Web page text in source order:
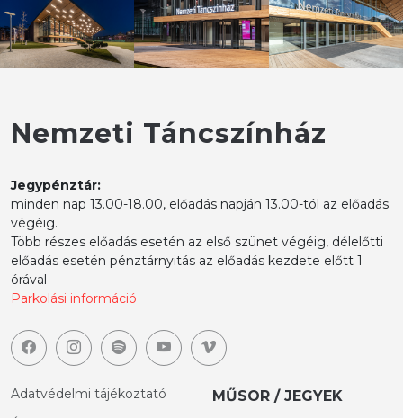
Nemzeti Táncszínház
Jegypénztár:
minden nap 13.00-18.00, előadás napján 13.00-tól az előadás
végéig.
Több részes előadás esetén az első szünet végéig, délelőtti
előadás esetén pénztárnyitás az előadás kezdete előtt 1
órával
Parkolási információ
Adatvédelmi tájékoztató
MŰSOR / JEGYEK